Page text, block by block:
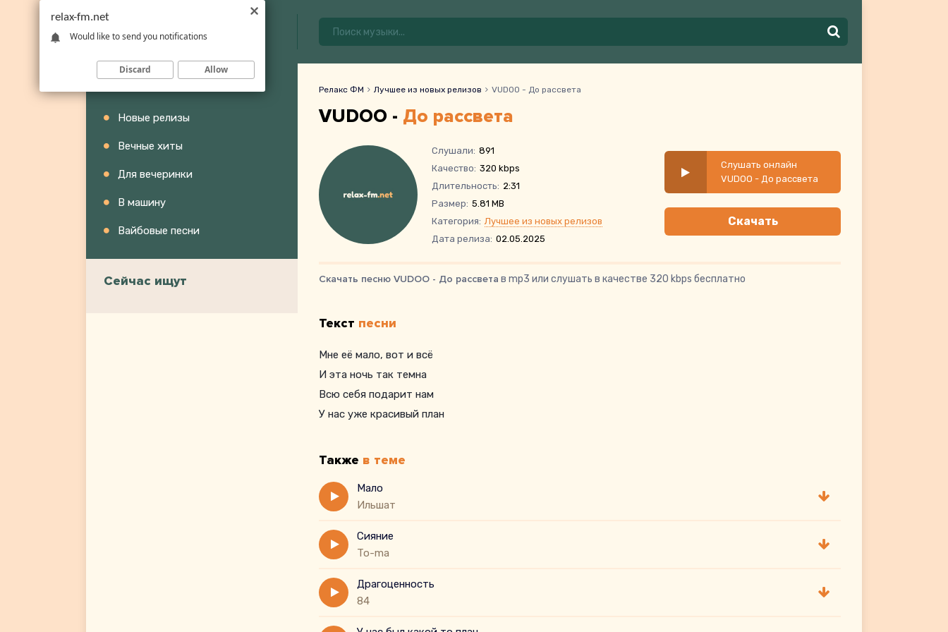
Новые релизы
Вечные хиты
Для вечеринки
В машину
Вайбовые песни
Сейчас ищут
Релакс ФМ Лучшее из новых релизов VUDOO - До рассвета
VUDOO - До рассвета
Слушали: 891
Качество: 320 kbps
Длительность: 2:31
Размер: 5.81 MB
Категория: Лучшее из новых релизов
Дата релиза: 02.05.2025
Слушать онлайн
VUDOO - До рассвета
Скачать
Скачать песню VUDOO - До рассвета в mp3 или слушать в качестве 320 kbps бесплатно
Текст песни
Мне её мало, вот и всё
И эта ночь так темна
Всю себя подарит нам
У нас уже красивый план
Также в теме
Мало
Ильшат
Сияние
To-ma
Драгоценность
84
relax-fm.net
Would like to send you notifications
Discard Allow